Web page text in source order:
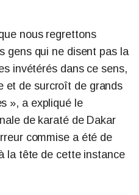
nous regrettons
gens qui ne disent pas la
invétérés dans ce sens,
et de surcroît de grands
», a expliqué le
de karaté de Dakar
commise a été de
la tête de cette instance